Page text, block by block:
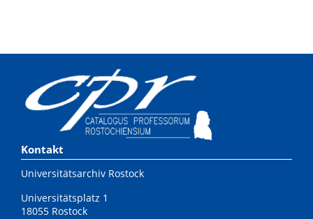
Kontakt
Universitätsarchiv Rostock
Universitätsplatz 1
18055 Rostock